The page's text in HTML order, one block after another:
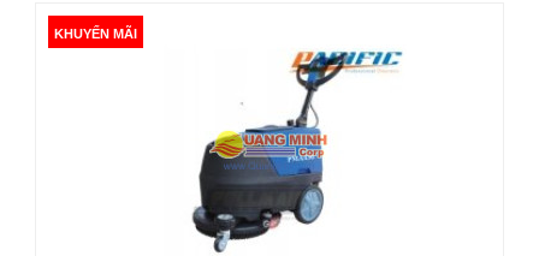
KHUYẾN MÃI
KHUYẾN MÃI